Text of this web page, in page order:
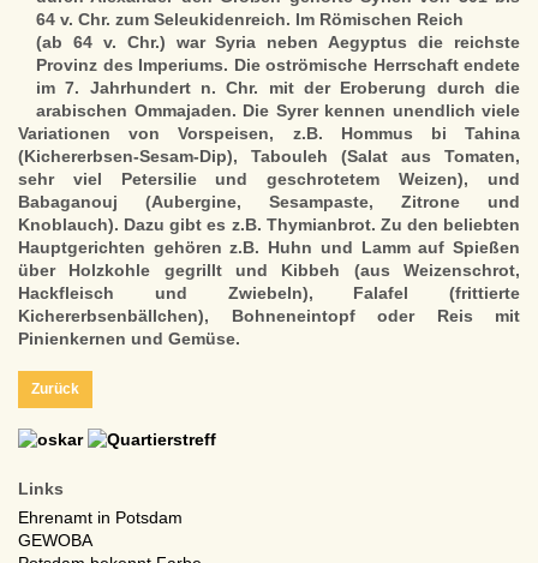
64 v. Chr. zum Seleukidenreich. Im Römischen Reich
(ab 64 v. Chr.) war Syria neben Aegyptus die reichste
Provinz des Imperiums. Die oströmische Herrschaft endete
im 7. Jahrhundert n. Chr. mit der Eroberung durch die
arabischen Ommajaden. Die Syrer kennen unendlich viele
Variationen von Vorspeisen, z.B. Hommus bi Tahina
(Kichererbsen-Sesam-Dip), Tabouleh (Salat aus Tomaten,
sehr viel Petersilie und geschrotetem Weizen), und
Babaganouj (Aubergine, Sesampaste, Zitrone und
Knoblauch). Dazu gibt es z.B. Thymianbrot. Zu den beliebten
Hauptgerichten gehören z.B. Huhn und Lamm auf Spießen
über Holzkohle gegrillt und Kibbeh (aus Weizenschrot,
Hackfleisch und Zwiebeln), Falafel (frittierte
Kichererbsenbällchen), Bohneneintopf oder Reis mit
Pinienkernen und Gemüse.
Zurück
Links
Ehrenamt in Potsdam
GEWOBA